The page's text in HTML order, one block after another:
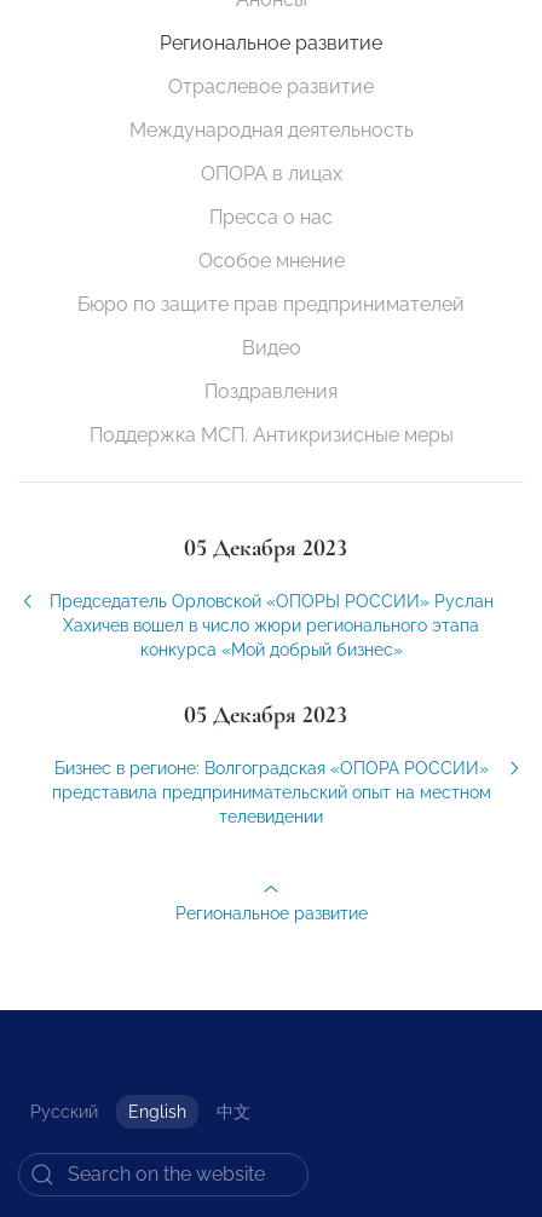
Региональное развитие
Отраслевое развитие
Международная деятельность
ОПОРА в лицах
Пресса о нас
Особое мнение
Бюро по защите прав предпринимателей
Видео
Поздравления
Поддержка МСП. Антикризисные меры
05 Декабря 2023
Председатель Орловской «ОПОРЫ РОССИИ» Руслан
Хахичев вошел в число жюри регионального этапа
конкурса «Мой добрый бизнес»
05 Декабря 2023
Бизнес в регионе: Волгоградская «ОПОРА РОССИИ»
представила предпринимательский опыт на местном
телевидении
Региональное развитие
Русский English 中文